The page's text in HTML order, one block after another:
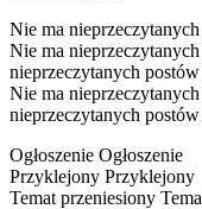
Nie ma
Nie ma
nieprzeczytanych
Nie ma
nieprzeczytanych
Ogłoszenie Ogłoszenie
Przyklejony Przyklejony
Temat przeniesiony